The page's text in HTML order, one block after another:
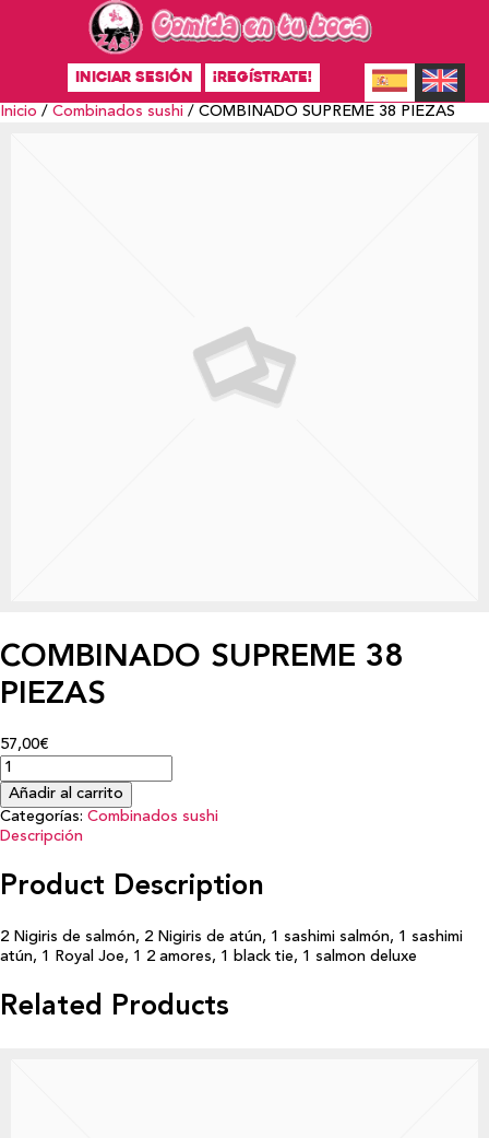
INICIAR SESIÓN ¡REGÍSTRATE!
Inicio / Combinados sushi / COMBINADO SUPREME 38 PIEZAS
COMBINADO SUPREME 38
PIEZAS
57,00€
Añadir al carrito
Categorías: Combinados sushi
Descripción
Product Description
2 Nigiris de salmón, 2 Nigiris de atún, 1 sashimi salmón, 1 sashimi
atún, 1 Royal Joe, 1 2 amores, 1 black tie, 1 salmon deluxe
Related Products